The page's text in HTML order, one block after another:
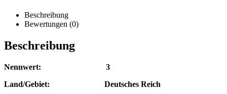
Beschreibung
Bewertungen (0)
Beschreibung
Nennwert: 3
Land/Gebiet: Deutsches Reich